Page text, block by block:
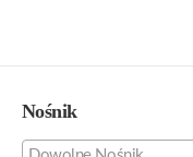
Nośnik